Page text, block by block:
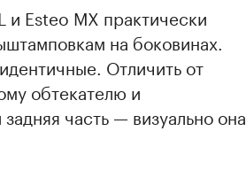
Esteo MX практически
на боковинах.
Отличить от
обтекателю и
часть — визуально она